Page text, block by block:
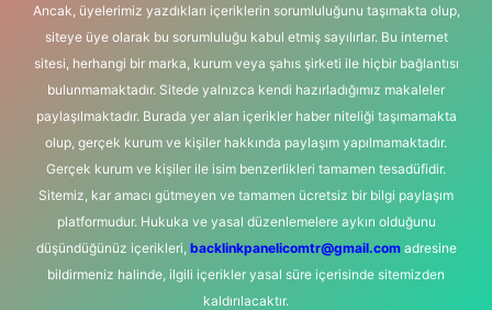
Ancak, üyelerimiz yazdıkları içeriklerin sorumluluğunu taşımakta olup,
siteye üye olarak bu sorumluluğu kabul etmiş sayılırlar. Bu internet
sitesi, herhangi bir marka, kurum veya şahıs şirketi ile hiçbir bağlantısı
bulunmamaktadır. Sitede yalnızca kendi hazırladığımız makaleler
paylaşılmaktadır. Burada yer alan içerikler haber niteliği taşımamakta
olup, gerçek kurum ve kişiler hakkında paylaşım yapılmamaktadır.
Gerçek kurum ve kişiler ile isim benzerlikleri tamamen tesadüfidir.
Sitemiz, kar amacı gütmeyen ve tamamen ücretsiz bir bilgi paylaşım
platformudur. Hukuka ve yasal düzenlemelere aykırı olduğunu
düşündüğünüz içerikleri, backlinkpanelicomtr@gmail.comadresine
bildirmeniz halinde, ilgili içerikler yasal süre içerisinde sitemizden
kaldırılacaktır.